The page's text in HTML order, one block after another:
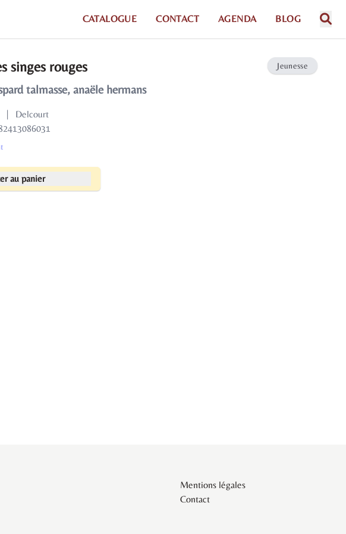
CATALOGUE CONTACT AGENDA BLOG
singes rouges
talmasse, anaële hermans
Jeunesse
|
Delcourt
au panier
Mentions légales
Contact